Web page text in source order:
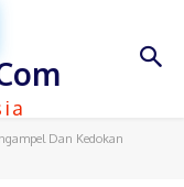
Dan Kedokan